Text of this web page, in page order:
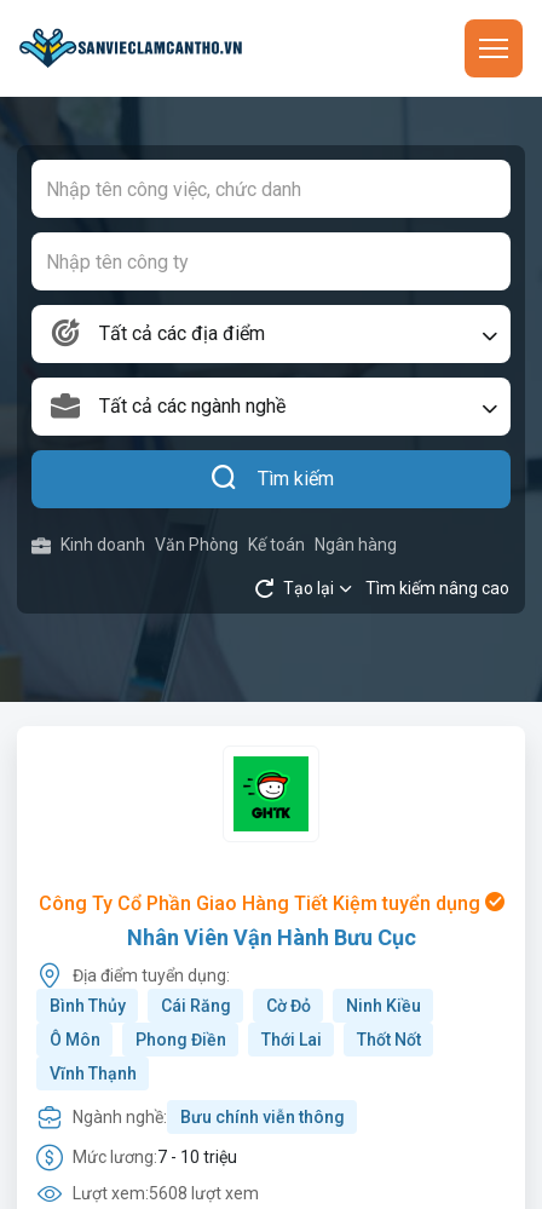
Tất cả các địa điểm
Tất cả các ngành nghề
Tìm kiếm
Kinh doanh Văn Phòng Kế toán Ngân hàng
Tạo lại Tìm kiếm nâng cao
Công Ty Cổ Phần Giao Hàng Tiết Kiệm tuyển dụng
Nhân Viên Vận Hành Bưu Cục
Địa điểm tuyển dụng:
Bình Thủy
Cái Răng Cờ Đỏ
Ninh Kiều
Ô Môn
Phong Điền Thới Lai
Thốt Nốt
Vĩnh Thạnh
Ngành nghề: Bưu chính viễn thông
Mức lương:7 - 10 triệu
Lượt xem:5608 lượt xem